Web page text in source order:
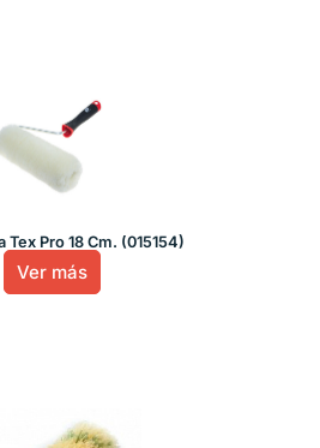
Tex Pro 18 Cm. (015154)
Ver más